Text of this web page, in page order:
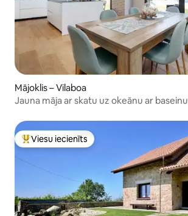
Mājoklis – Vilaboa
Jauna māja ar skatu uz okeānu ar baseinu
Populārs viesu iecienīts mājoklis
Viesu iecienīts